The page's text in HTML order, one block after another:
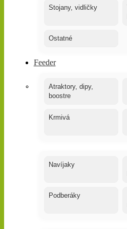
Stojany, vidličky
Ostatné
Feeder
Atraktory, dipy,
boostre
Krmivá
Navíjaky
Podberáky